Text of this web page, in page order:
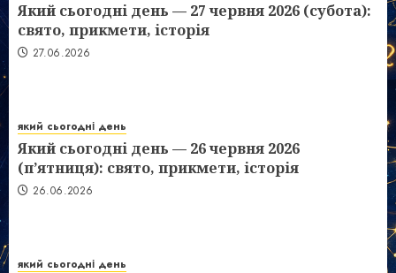
Який сьогодні день — 27 червня 2026 (субота):
свято, прикмети, історія
27.06.2026
який сьогодні день
Який сьогодні день — 26 червня 2026
(п’ятниця): свято, прикмети, історія
26.06.2026
який сьогодні день